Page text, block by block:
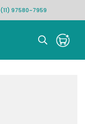
(11) 97580-7959